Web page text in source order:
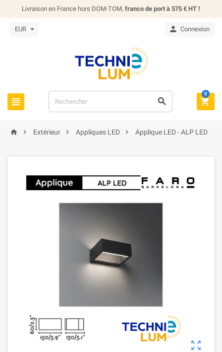
Livraison en France hors DOM-TOM, franco de port à 575 € HT !
EUR  Connexion
  
0
  Extérieur  Appliques LED  Applique LED - ALP LED
